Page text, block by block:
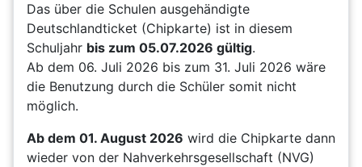
Das über die Schulen ausgehändigte
Deutschlandticket (Chipkarte) ist in diesem
Schuljahr bis zum 05.07.2026 gültig.
Ab dem 06. Juli 2026 bis zum 31. Juli 2026 wäre
die Benutzung durch die Schüler somit nicht
möglich.
Ab dem 01. August 2026 wird die Chipkarte dann
wieder von der Nahverkehrsgesellschaft (NVG)